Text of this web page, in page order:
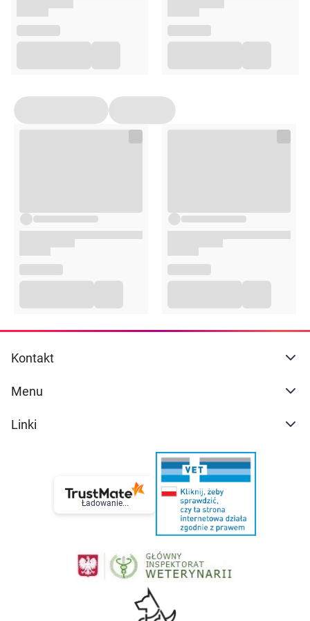
Może być stosowany samodzielnie jako olej pielęgnacyjny
lub jako dodatek do kremów, masek i kuracji olejowych.
Doskonały również do pielęgnacji włosów i skóry głowy.
Zapach:
Skład
Plukenetia Volubilis Seed Oil.
stosowany zarówno rano, jak i wieczorem. Jako olejek do
włosów, nałóż na wilgotne lub suche włosy, szczególnie na
końcówki, aby wzmocnić i nawilżyć.
Opakowanie
Kontakt
Menu
Linki
Ładowanie...